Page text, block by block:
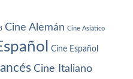
Cine Alemán Cine Asiático
Cine Español
Cine Italiano